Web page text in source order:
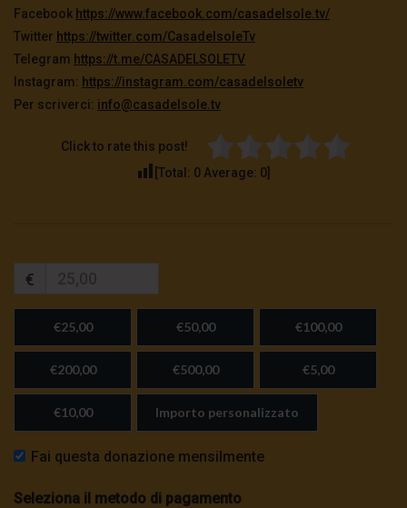
Facebook https://www.facebook.com/casadelsole.tv/
Twitter https://twitter.com/CasadelsoleTv
Telegram https://t.me/CASADELSOLETV
Instagram: https://instagram.com/casadelsoletv
Per scriverci: info@casadelsole.tv
Click to rate this post!
[Total: 0 Average: 0
€
€25,00 €50,00 €100,00
€200,00 €500,00 €5,00
€10,00 Importo personalizzato
Fai questa donazione mensilmente
Seleziona il metodo di pagamento